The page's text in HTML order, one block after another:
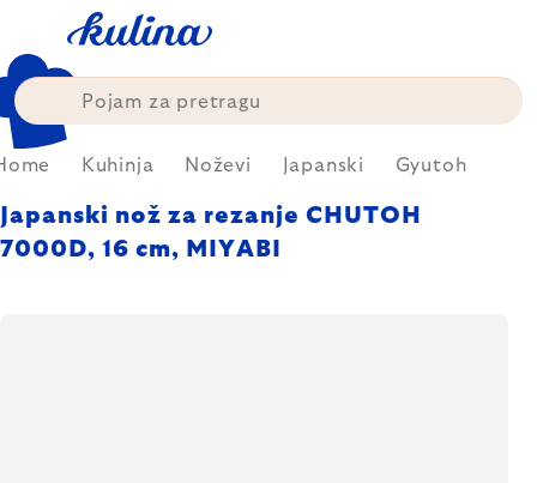
content
Kuhinja Noževi Japanski Gyutoh
Japanski nož za rezanje CHUTOH
7000D, 16 cm, MIYABI